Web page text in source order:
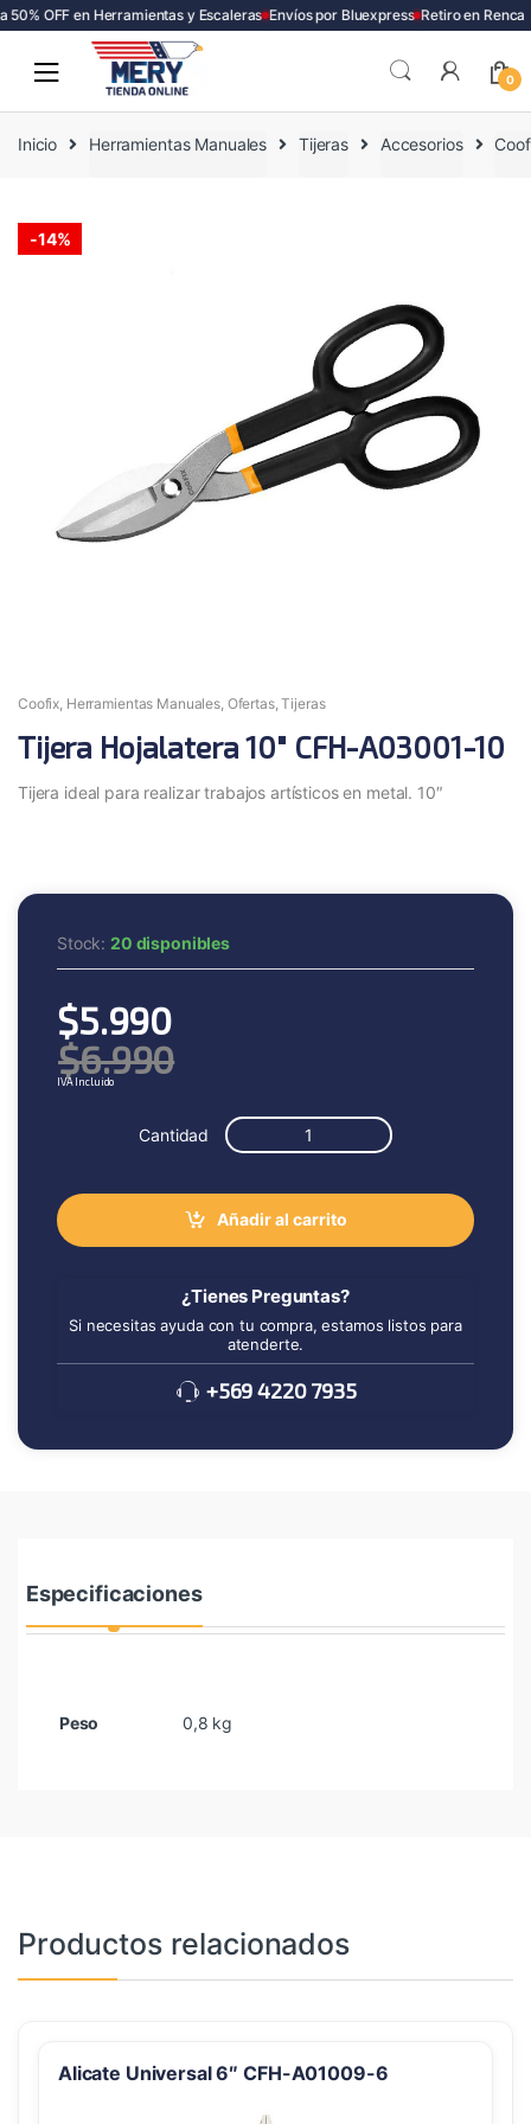
OFF en Herramientas y Escaleras Envíos por Bluexpress Retiro en Renca
0
Inicio Herramientas Manuales Tijeras Accesorios
-14%
Coofix, Herramientas Manuales, Ofertas,Tijeras
Tijera Hojalatera 10″ CFH-A03001-10
Tijera ideal para realizar trabajos artísticos en metal. 10″
Stock:20 disponibles
$5.990
$6.990
IVA Incluido
Cantidad
Añadir al carrito
¿Tienes Preguntas?
Si necesitas ayuda con tu compra, estamos listos para
atenderte.
+569 4220 7935
Especificaciones
Peso 0,8 kg
Productos relacionados
Alicate Universal 6″ CFH-A01009-6